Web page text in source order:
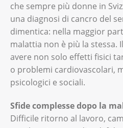
che sempre più donne in
una diagnosi di cancro del
dimentica: nella maggior
malattia non è più la stessa.
avere non solo effetti fisici
o problemi cardiovascolari,
psicologici e sociali.
Sfide complesse dopo la
Difficile ritorno al lavoro,